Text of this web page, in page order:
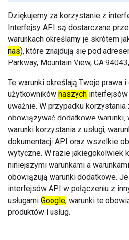
Dziękujemy za korzystanie z
Interfejsy API są dostarczane
warunkach określamy je skrótem
nas), które znajdują się pod
Parkway, Mountain View, CA
Te warunki określają Twoje prawa
użytkowników naszych interfejsów
uważnie. W przypadku
obowiązywać dodatkowe warunki,
warunki korzystania z usługi,
dokumentacji API oraz wszelkie
wytyczne. W razie jakiegokolwiek
niniejszymi warunkami a
obowiązują warunki dodatkowe.
interfejsów API w połączeniu z
usługami Google, warunki te
produktów i usług.